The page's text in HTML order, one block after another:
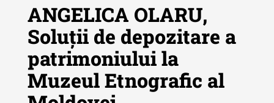
Revista "Cercetări istorice"
Revista "Cercetări istorice" - XLIV
ANGELICA OLARU,
Soluții de depozitare a
patrimoniului la
Muzeul Etnografic al